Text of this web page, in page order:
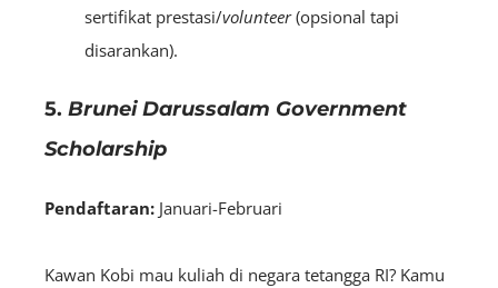
sertifikat prestasi/volunteer(opsional tapi
disarankan).
5. Brunei Darussalam Government
Scholarship
Pendaftaran: Januari-Februari
Kawan Kobi mau kuliah di negara tetangga RI? Kamu